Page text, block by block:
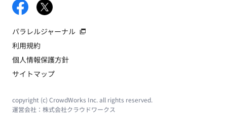
パラレルジャーナル
利用規約
個人情報保護方針
サイトマップ
copyright (c) CrowdWorks Inc. all rights reserved.
運営会社： 株式会社クラウドワークス